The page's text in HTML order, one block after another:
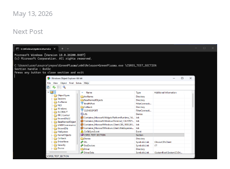
May 13, 2026
Next Post